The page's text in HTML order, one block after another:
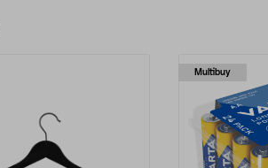
Multibuy